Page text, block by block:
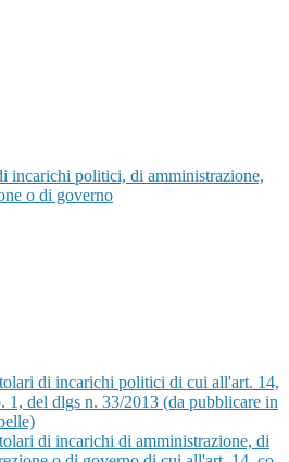
incarichi politici, di amministrazione,
o di governo
di incarichi politici di cui all'art. 14,
1, del dlgs n. 33/2013 (da pubblicare in
di incarichi di amministrazione, di